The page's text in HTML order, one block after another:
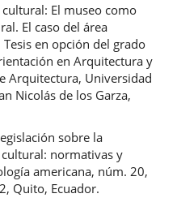
El museo como
El caso del área
en opción del grado
en Arquitectura y
Arquitectura, Universidad
Nicolás de los Garza,
sobre la
normativas y
americana, núm. 20,
Quito, Ecuador.